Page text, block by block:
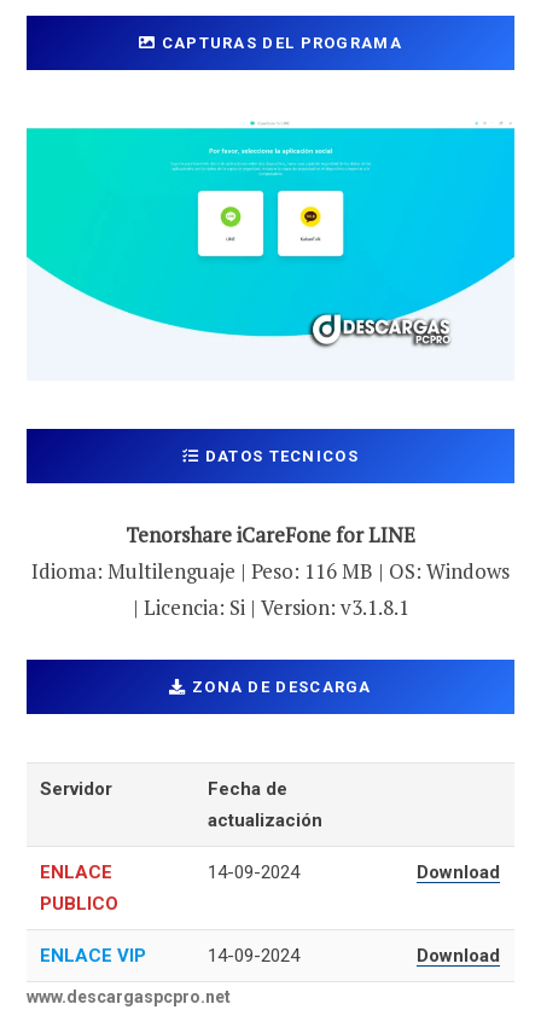
CAPTURAS DEL PROGRAMA
DATOS TECNICOS
Tenorshare iCareFone for LINE
Idioma: Multilenguaje | Peso: 116 MB | OS: Windows
| Licencia: Si | Version: v3.1.8.1
ZONA DE DESCARGA
Servidor
Fecha de
actualización
ENLACE
PUBLICO
14-09-2024 Download
ENLACE VIP 14-09-2024 Download
www.descargaspcpro.net